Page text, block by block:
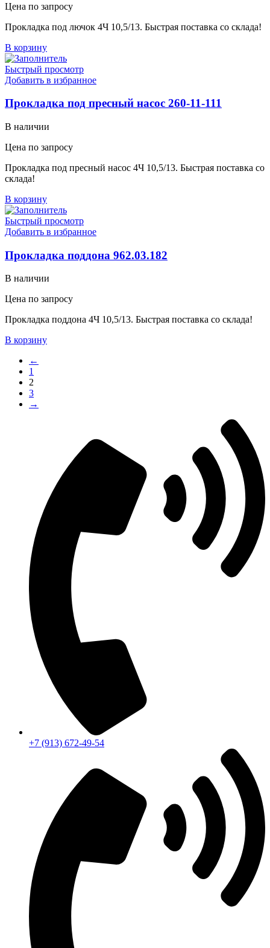
Цена по запросу
Прокладка под лючок 4Ч 10,5/13. Быстрая поставка со склада!
В корзину
Быстрый просмотр
Добавить в избранное
Прокладка под пресный насос 260-11-111
В наличии
Цена по запросу
Прокладка под пресный насос 4Ч 10,5/13. Быстрая поставка со
склада!
В корзину
Быстрый просмотр
Добавить в избранное
Прокладка поддона 962.03.182
В наличии
Цена по запросу
Прокладка поддона 4Ч 10,5/13. Быстрая поставка со склада!
В корзину
←
1
2
3
→
+7 (913) 672-49-54